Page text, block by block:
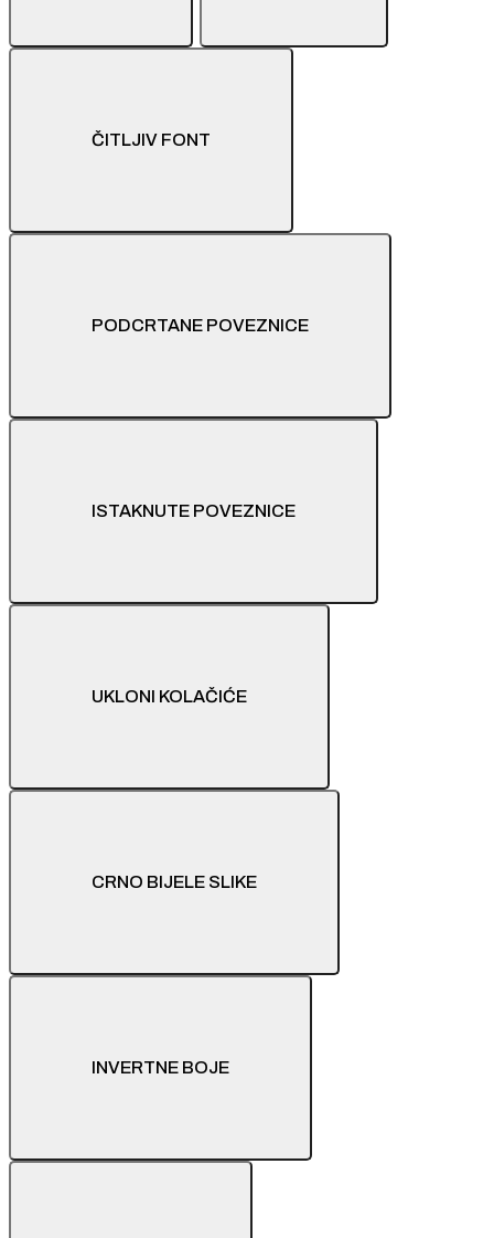
ČITLJIV FONT
PODCRTANE POVEZNICE
ISTAKNUTE POVEZNICE
UKLONI KOLAČIĆE
CRNO BIJELE SLIKE
INVERTNE BOJE